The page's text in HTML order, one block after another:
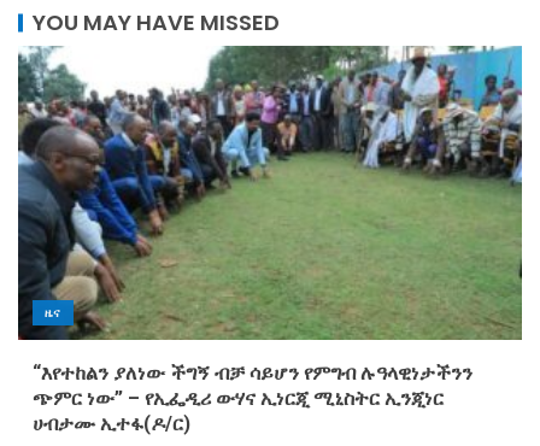
YOU MAY HAVE MISSED
ዜና
“እየተከልን ያለነው ችግኝ ብቻ ሳይሆን የምግብ ሉዓላዊነታችንን
ጭምር ነው” – የኢፌዲሪ ውሃና ኢነርጂ ሚኒስትር ኢንጂነር
ሀብታሙ ኢተፋ(ዶ/ር)